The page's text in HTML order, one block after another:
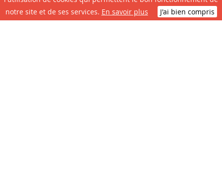
N° D'urgence
notre site et de ses services. En savoir plus J'ai bien compris